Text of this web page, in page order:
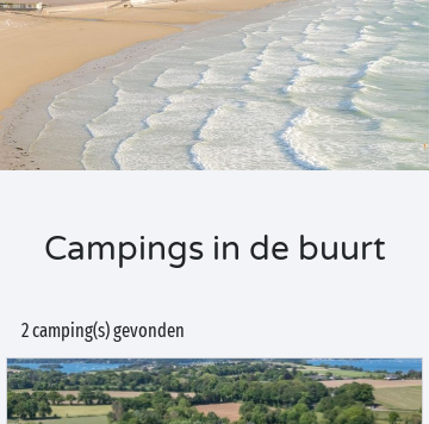
Campings in de buurt
2 camping(s) gevonden